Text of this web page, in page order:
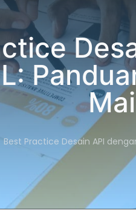
Best Practice Desain API